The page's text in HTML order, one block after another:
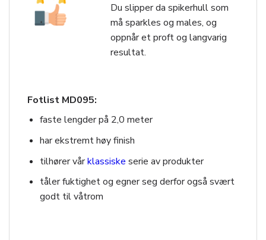
Du slipper da spikerhull som
må sparkles og males, og
oppnår et proft og langvarig
resultat.
Fotlist MD095:
faste lengder på 2,0 meter
har ekstremt høy finish
tilhører vårklassiske serie av produkter
tåler fuktighet og egner seg derfor også svært
godt til våtrom